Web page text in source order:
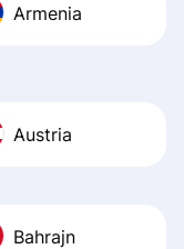
Armenia
Austria
Bahrajn